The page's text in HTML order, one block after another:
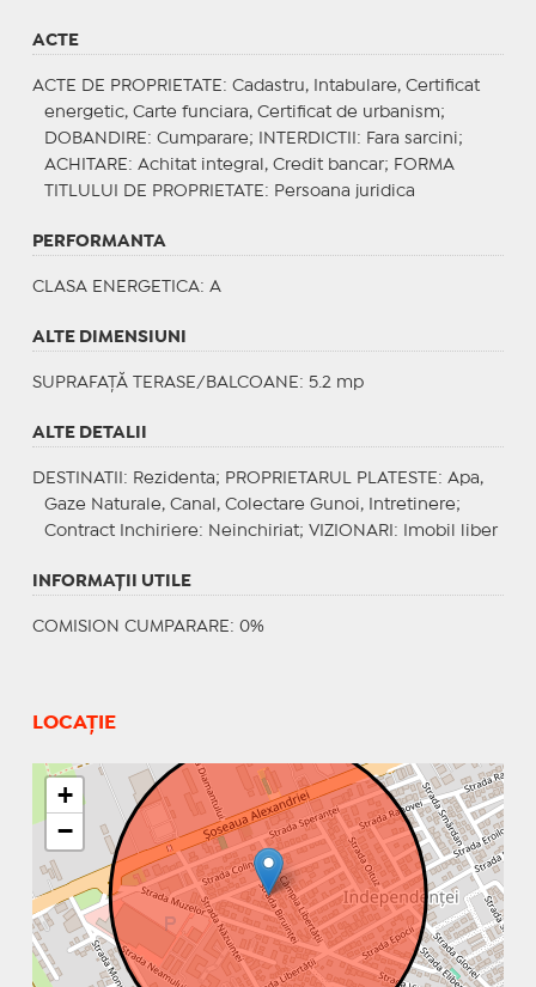
ACTE
ACTE DE PROPRIETATE : Cadastru, Intabulare, Certificat
energetic, Carte funciara, Certificat de urbanism;
DOBANDIRE : Cumparare; INTERDICTII : Fara sarcini;
ACHITARE : Achitat integral, Credit bancar; FORMA
TITLULUI DE PROPRIETATE : Persoana juridica
PERFORMANTA
CLASA ENERGETICA: A
ALTE DIMENSIUNI
SUPRAFAȚĂ TERASE/BALCOANE: 5.2 mp
ALTE DETALII
DESTINATII : Rezidenta; PROPRIETARUL PLATESTE : Apa,
Gaze Naturale, Canal, Colectare Gunoi, Intretinere;
Contract Inchiriere: Neinchiriat; VIZIONARI : Imobil liber
INFORMAŢII UTILE
COMISION CUMPARARE: 0%
LOCAȚIE
+
−